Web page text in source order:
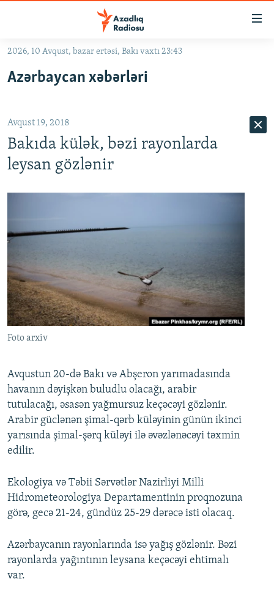
Əsas
qayıt
qayıt
Axtarışa
keç
#ƏSLINDƏ
QANUNI DOĞRU
İNFOQRAFIKA
KARIKATURA
RADIO ARXIV
AZƏRBAYCAN ƏDƏBIYYATI KITABXANASI
İSLAM VƏ DEMOKRATIYA
HAQQIMIZDA
MISSIYAMIZ
PEŞƏ ETIKASI VƏ JURNALISTIKA STANDARTLARIMIZ
BIZIMLƏ ƏLAQƏ
XƏBƏR BÜLLETENLƏRIMIZ
BIZI IZLƏ
2026, 10 Avqust, bazar ertəsi, Bakı vaxtı 23:43
Azərbaycan xəbərləri
Avqust 19, 2018
Bakıda külək, bəzi rayonlarda
leysan gözlənir
Foto arxiv
Avqustun 20-də Bakı və Abşeron yarımadasında
havanın dəyişkən buludlu olacağı, arabir
tutulacağı, əsasən yağmursuz keçəcəyi gözlənir.
Arabir güclənən şimal-qərb küləyinin günün ikinci
yarısında şimal-şərq küləyi ilə əvəzlənəcəyi təxmin
edilir.
Ekologiya və Təbii Sərvətlər Nazirliyi Milli
Hidrometeorologiya Departamentinin proqnozuna
görə, gecə 21-24, gündüz 25-29 dərəcə isti olacaq.
Azərbaycanın rayonlarında isə yağış gözlənir. Bəzi
rayonlarda yağıntının leysana keçəcəyi ehtimalı
var.